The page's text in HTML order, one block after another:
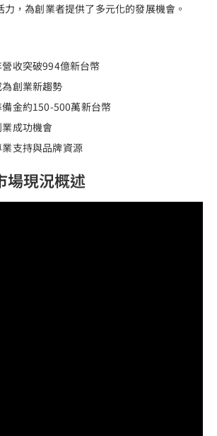
，為創業者提供了多元化的發展機會。
收突破994億新台幣
創業新趨勢
金約150-500萬新台幣
成功機會
支持與品牌資源
場現況概述